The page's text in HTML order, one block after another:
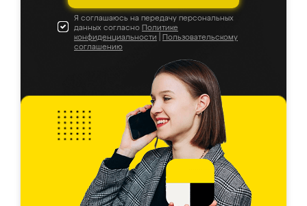
Я соглашаюсь на передачу персональных
данных согласно Политике
конфиденциальности
Пользовательскому
соглашению